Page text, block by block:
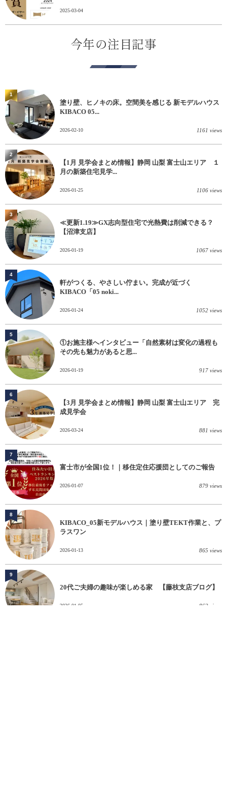
2025-03-04
今年の注目記事
塗り壁、ヒノキの床。空間美を感じる 新モデルハウス
KIBACO 05...
2026-02-10 1161 views
1
【1月 見学会まとめ情報】静岡 山梨 富士山エリア １
月の新築住宅見学...
2026-01-25 1106 views
2
≪更新1.19≫GX志向型住宅で光熱費は削減できる？
【沼津支店】
2026-01-19 1067 views
3
軒がつくる、やさしい佇まい。完成が近づく
KIBACO「05 noki...
2026-01-24 1052 views
4
①お施主様へインタビュー「自然素材は変化の過程も
その先も魅力があると思...
2026-01-19 917 views
5
【3月 見学会まとめ情報】静岡 山梨 富士山エリア 完
成見学会
2026-03-24 881 views
6
富士市が全国1位！｜移住定住応援団としてのご報告
2026-01-07 879 views
7
KIBACO_05新モデルハウス｜塗り壁TEKT作業と、プ
ラスワン
2026-01-13 865 views
8
20代ご夫婦の趣味が楽しめる家 【藤枝支店ブログ】
2026-01-05 862 views
9